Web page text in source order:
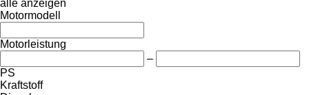
alle anzeigen
Motormodell
Motorleistung
–
PS
Kraftstoff